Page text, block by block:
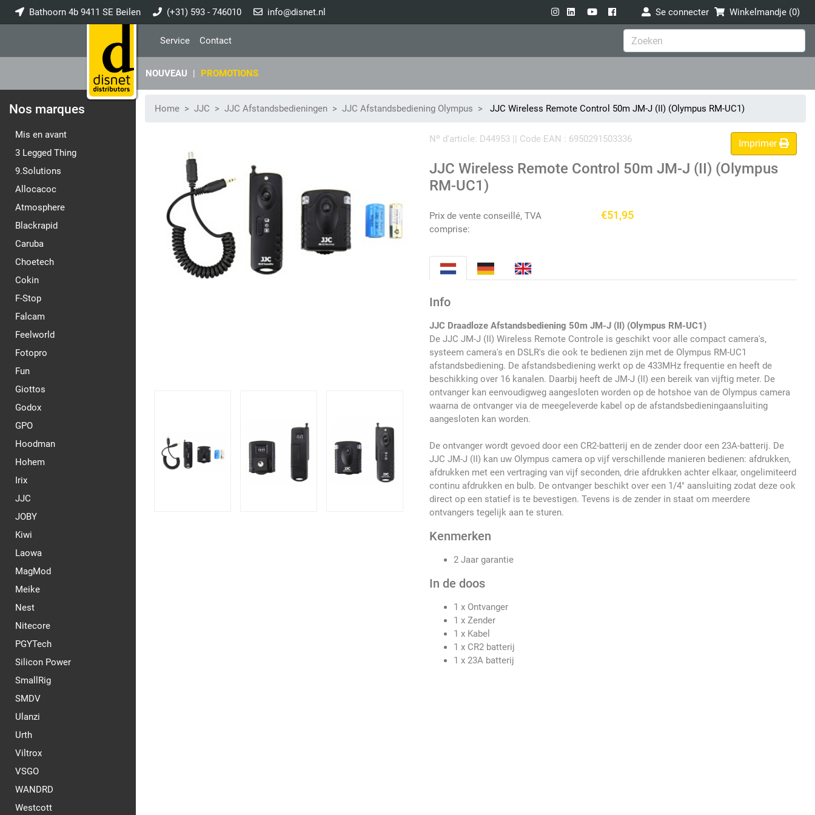
Bathoorn 4b 9411 SE Beilen (+31) 593 - 746010 info@disnet.nl Se connecter Winkelmandje (0)
Service Contact
NOUVEAU | PROMOTIONS
Nos marques
Mis en avant
3 Legged Thing
9.Solutions
Allocacoc
Atmosphere
Blackrapid
Caruba
Choetech
Cokin
F-Stop
Falcam
Feelworld
Fotopro
Fun
Giottos
Godox
GPO
Hoodman
Hohem
Irix
JJC
JOBY
Kiwi
Laowa
MagMod
Meike
Nest
Nitecore
PGYTech
Silicon Power
SmallRig
SMDV
Ulanzi
Urth
Viltrox
VSGO
WANDRD
Westcott
Home JJC JJC Afstandsbedieningen JJC Afstandsbediening Olympus JJC Wireless Remote Control 50m JM-J (II) (Olympus RM-UC1)
Nº d'article: D44953 || Code EAN : 6950291503336 Imprimer
JJC Wireless Remote Control 50m JM-J (II) (Olympus
RM-UC1)
Prix de vente conseillé, TVA
comprise:
€51,95
Info
JJC Draadloze Afstandsbediening 50m JM-J (II) (Olympus RM-UC1)
De JJC JM-J (II) Wireless Remote Controle is geschikt voor alle compact camera's,
systeem camera's en DSLR's die ook te bedienen zijn met de Olympus RM-UC1
afstandsbediening. De afstandsbediening werkt op de 433MHz frequentie en heeft de
beschikking over 16 kanalen. Daarbij heeft de JM-J (II) een bereik van vijftig meter. De
ontvanger kan eenvoudigweg aangesloten worden op de hotshoe van de Olympus camera
waarna de ontvanger via de meegeleverde kabel op de afstandsbedieningaansluiting
aangesloten kan worden.
De ontvanger wordt gevoed door een CR2-batterij en de zender door een 23A-batterij. De
JJC JM-J (II) kan uw Olympus camera op vijf verschillende manieren bedienen: afdrukken,
afdrukken met een vertraging van vijf seconden, drie afdrukken achter elkaar, ongelimiteerd
continu afdrukken en bulb. De ontvanger beschikt over een 1/4" aansluiting zodat deze ook
direct op een statief is te bevestigen. Tevens is de zender in staat om meerdere
ontvangers tegelijk aan te sturen.
Kenmerken
2 Jaar garantie
In de doos
1 x Ontvanger
1 x Zender
1 x Kabel
1 x CR2 batterij
1 x 23A batterij